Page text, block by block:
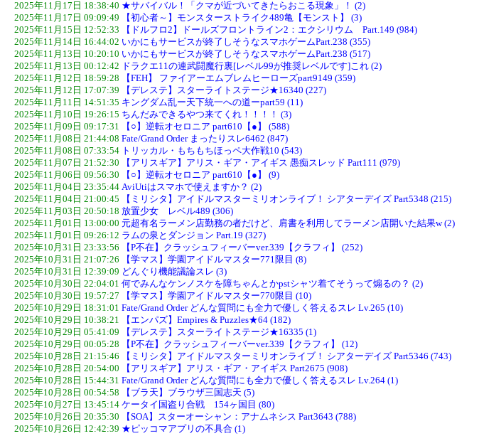
2025年11月17日 18:38:40 ★サバイバル！「クマが近づいてきたらおこる現象」！ (2)
2025年11月17日 09:09:49
【初心者～】モンスターストライク489亀【モンスト】 (3)
2025年11月15日 12:52:33
【ドルフロ2】ドールズフロントライン2：エクシリウム Part.149 (984)
2025年11月14日 16:44:02 いかにもサービスが終了しそうなスマホゲームPart.238 (355)
2025年11月13日 10:20:10 いかにもサービスが終了しそうなスマホゲームPart.238 (517)
2025年11月13日 00:12:42
ドラクエ11の連武闘魔行裏[レベル99が推奨レベルです]これ (2)
2025年11月12日 18:59:28
【FEH】 ファイアーエムブレムヒーローズpart9149 (359)
2025年11月12日 17:07:39
【デレステ】スターライトステージ★16340 (227)
2025年11月11日 14:51:35 キングダム乱ー天下統一への道ーpart59 (11)
2025年11月10日 19:26:15 ちんだみできるやつ来てくれ！！！！ (3)
2025年11月09日 09:17:31
【○】逆転オセロニア part610【●】 (588)
2025年11月08日 21:44:08 Fate/Grand Order まったりスレ6462 (847)
2025年11月08日 07:33:54
トリッカル・もちもちほっペ大作戦10 (543)
2025年11月07日 21:52:30
【アリスギア】アリス・ギア・アイギス 愚痴スレッド Part111 (979)
2025年11月06日 09:56:30
【○】逆転オセロニア part610【●】 (9)
2025年11月04日 23:35:44 AviUtiはスマホで使えますか？ (2)
2025年11月04日 21:00:45
【ミリシタ】アイドルマスターミリオンライブ！ シアターデイズ Part5348 (215)
2025年11月03日 20:50:18 放置少女 レベル489 (306)
2025年11月01日 13:00:00 元超有名ラーメン店勤務の者だけど、肩書を利用してラーメン店開いた結果w (2)
2025年11月01日 09:26:12 ラムの泉とダンジョン Part.19 (327)
2025年10月31日 23:33:56
【P不在】クラッシュフィーバーver.339【クラフィ】 (252)
2025年10月31日 21:07:26
【学マス】学園アイドルマスター771限目 (8)
2025年10月31日 12:39:09 どんぐり機能議論スレ (3)
2025年10月30日 22:04:01 何でみんなケンノスケを障ちゃんとかpstシャツ着てそうって煽るの？ (2)
2025年10月30日 19:57:27
【学マス】学園アイドルマスター770限目 (10)
2025年10月29日 18:31:01 Fate/Grand Order どんな質問にも全力で優しく答えるスレ Lv.265 (10)
2025年10月29日 10:38:21
【エンパズ】Empires & Puzzles★64 (182)
2025年10月29日 05:41:09
【デレステ】スターライトステージ★16335 (1)
2025年10月29日 00:05:28
【P不在】クラッシュフィーバーver.339【クラフィ】 (12)
2025年10月28日 21:15:46
【ミリシタ】アイドルマスターミリオンライブ！ シアターデイズ Part5346 (743)
2025年10月28日 20:54:00
【アリスギア】アリス・ギア・アイギス Part2675 (908)
2025年10月28日 15:44:31 Fate/Grand Order どんな質問にも全力で優しく答えるスレ Lv.264 (1)
2025年10月28日 00:54:58
【ブラ天】ブラウザ三国志天 (5)
2025年10月27日 13:45:14 ケータイ国盗り合戦 154ヶ国目 (80)
2025年10月26日 20:35:30
【SOA】スターオーシャン：アナムネシス Part3643 (788)
2025年10月26日 12:42:39 ★ピッコマアプリの不具合 (1)